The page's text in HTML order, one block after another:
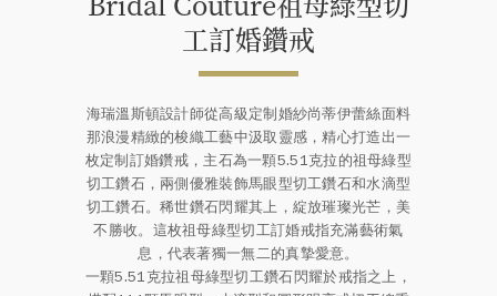
工訂⁠婚鑽戒
海瑞溫斯頓設計師從高級定制婚紗尚蒂伊蕾絲面料
那浪漫精緻的梭織工藝中汲取靈感，精心打造出一
枚定制訂婚鑽戒，主石為一顆5.51克拉的祖母綠型
切工鑽石，兩側優雅裝飾馬眼型切工鑽石和水滴型
切工鑽石。稀世鑽石閃耀其上，綻放璀璨光芒，美
不勝收。這枚祖母綠型切工訂婚戒指充滿藝術氣
息，代表著獨一無二的真摯愛意。
一顆5.51克拉祖母綠型切工鑽石閃耀於戒指之上，